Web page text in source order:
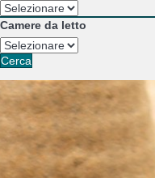
Camere da letto
Cerca